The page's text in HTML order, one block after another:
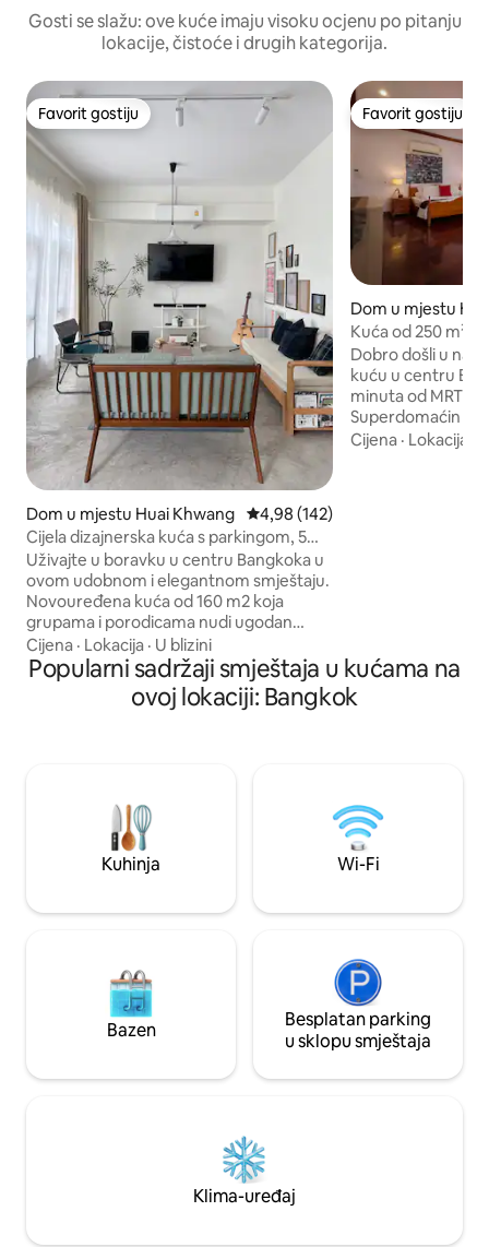
Gosti se slažu: ove kuće imaju visoku ocjenu po pitanju
lokacije, čistoće i drugih kategorija.
Favorit gostiju
Favorit gostiju
Dom u mjestu Huai Khwang Prosječna ocjena: 4,98 od 5,
4,98 (142)
Cijela dizajnerska kuća s parkingom, 5
minuta do MRT-a
Uživajte u boravku u centru Bangkoka u
ovom udobnom i elegantnom smještaju.
Novouređena kuća od 160 m2 koja
grupama i porodicama nudi ugodan
prostor. Ima sve što vam može pomoći
da se osjećate kao kod kuće, uključujući 1
bračni krevet, dnevni boravak (kauč na
razvlačenje), 2 kupatila, Wi-Fi, Netflix,
11, lijepim kafićima i poznatim tržnicama
kao što su Jodd Fair, tržnica Chatuchak
Cijena · Lokacija · U blizini
Favorit gostiju
Favorit gostiju
Dom u mjestu
Kuća od 250 m² s
MRTRama, 9
među gostima
Dobro došli u
kuću u centru
minuta od MRT
Superdomaćin
privatnosti i
Cijena · Lokacija
Popularni sadržaji smještaja u kućama na
ovoj lokaciji: Bangkok
Kuhinja Wi-Fi
Bazen
Besplatan parking
u sklopu smještaja
Klima-uređaj